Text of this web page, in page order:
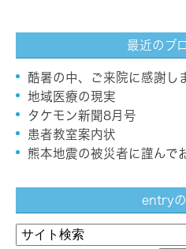
最近のブ
酷暑の中、ご来院に感謝し
地域医療の現実
タケモン新聞8月号
患者教室案内状
熊本地震の被災者に謹んで
entry